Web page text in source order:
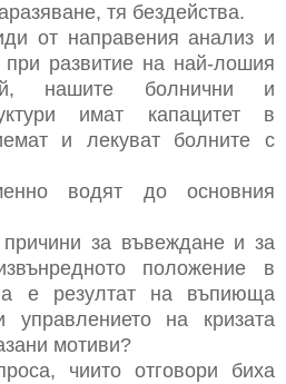
тя бездейства.
от направения анализ и
при развитие на най-лошия
нашите болнични и
имат капацитет в
и лекуват болните с
водят до основния
причини за въвеждане и за
положение в
е резултат на въпиюща
управлението на кризата
мотиви?
чиито отговори биха